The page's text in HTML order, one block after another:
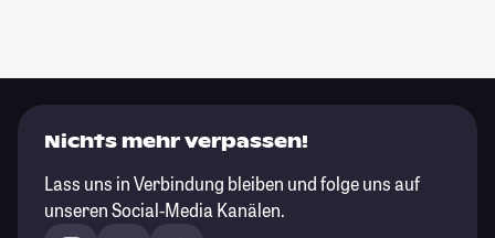
Nichts mehr verpassen!
Lass uns in Verbindung bleiben und folge uns auf
unseren Social-Media Kanälen.